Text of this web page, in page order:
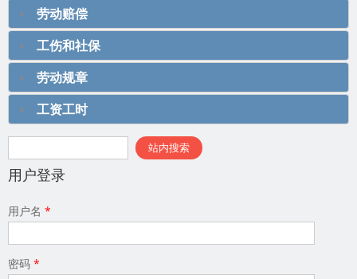
劳动赔偿
工伤和社保
劳动规章
工资工时
搜索表单
站内搜索
用户登录
用户名 *
密码 *